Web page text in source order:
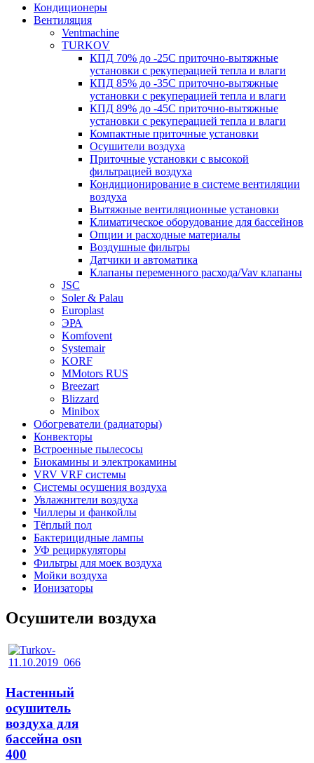
Кондиционеры
Вентиляция
Ventmachine
TURKOV
КПД 70% до -25С приточно-вытяжные
установки с рекуперацией тепла и влаги
КПД 85% до -35C приточно-вытяжные
установки с рекуперацией тепла и влаги
КПД 89% до -45C приточно-вытяжные
установки с рекуперацией тепла и влаги
Компактные приточные установки
Осушители воздуха
Приточные установки с высокой
фильтрацией воздуха
Кондиционирование в системе вентиляции
воздуха
Вытяжные вентиляционные установки
Климатическое оборудование для бассейнов
Опции и расходные материалы
Воздушные фильтры
Датчики и автоматика
Клапаны переменного расхода/Vav клапаны
JSC
Soler & Palau
Europlast
ЭРА
Komfovent
Systemair
KORF
MMotors RUS
Breezart
Blizzard
Minibox
Обогреватели (радиаторы)
Конвекторы
Встроенные пылесосы
Биокамины и электрокамины
VRV VRF системы
Системы осушения воздуха
Увлажнители воздуха
Чиллеры и фанкойлы
Тёплый пол
Бактерицидные лампы
УФ рециркуляторы
Фильтры для моек воздуха
Мойки воздуха
Ионизаторы
Осушители воздуха
Настенный
осушитель
воздуха для
бассейна osn
400